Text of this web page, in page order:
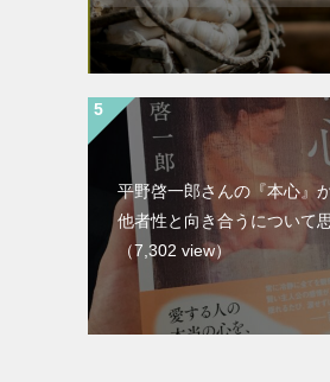
平野啓一郎さんの『本心』
他者性と向き合うについて
（7,302 view）